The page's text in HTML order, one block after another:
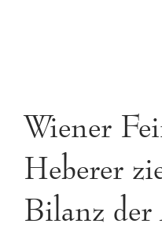
Wiener
Heberer
Bilanz